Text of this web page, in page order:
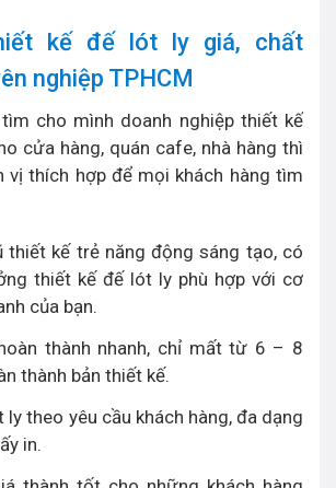
kế đế lót ly giá, chất
nghiệp TPHCM
cho mình doanh nghiệp thiết kế
cửa hàng, quán cafe, nhà hàng thì
vị thích hợp để mọi khách hàng tìm
thiết kế trẻ năng động sáng tạo, có
thiết kế đế lót ly phù hợp với cơ
của bạn.
thành nhanh, chỉ mất từ 6 – 8
thành bản thiết kế.
ly theo yêu cầu khách hàng, đa dạng
in.